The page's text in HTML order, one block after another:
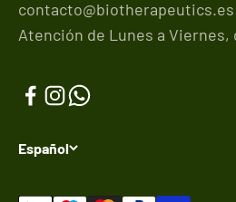
contacto@biotherapeutics.es
Atención de Lunes a Viernes,
Español